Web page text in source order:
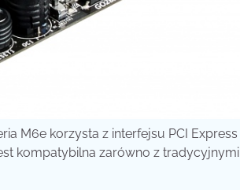
M6e korzysta z interfejsu PCI Express
kompatybilna zarówno z tradycyjnymi